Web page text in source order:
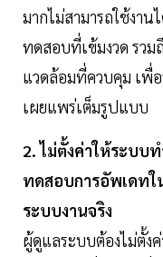
มากไม่สามารถใช้งาน
ทดสอบที่เข้มงวด รว
แวดล้อมที่ควบคุม เพื่
เผยแพร่เต็มรูปแบบ
2. ไม่ตั้งค่าให้ระบบ
ทดสอบการอัพเดท
ระบบงานจริง
ผู้ดูแลระบบต้องไม่ตั้ง